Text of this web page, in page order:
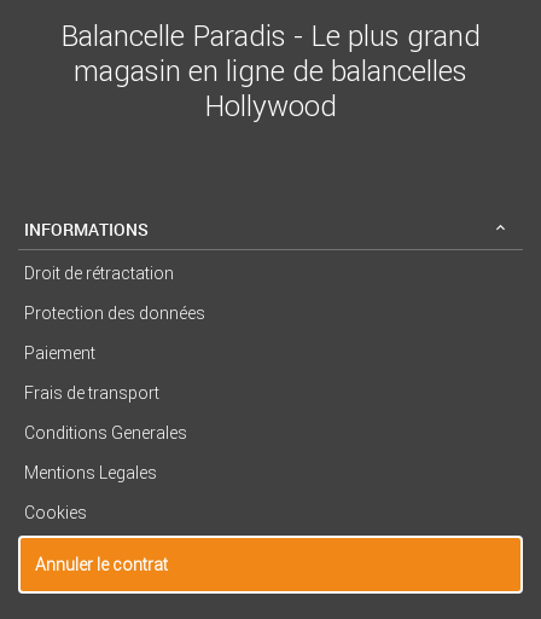
Balancelle Paradis - Le plus grand
magasin en ligne de balancelles
Hollywood
INFORMATIONS
Droit de rétractation
Protection des données
Paiement
Frais de transport
Conditions Generales
Mentions Legales
Cookies
Annuler le contrat